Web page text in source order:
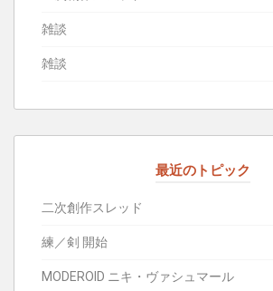
雑談
雑談
最近のトピック
二次創作スレッド
練／剣 開始
MODEROID ニキ・ヴァシュマール